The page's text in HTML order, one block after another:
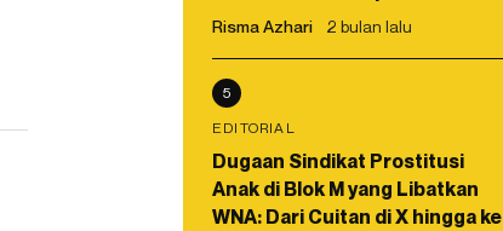
Risma Azhari 2 bulan lalu
5
EDITORIAL
Dugaan Sindikat Prostitusi
Anak di Blok M yang Libatkan
WNA: Dari Cuitan di X hingga ke